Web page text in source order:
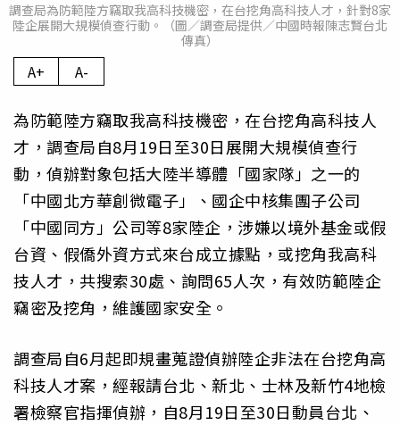
調查局為防範陸方竊取我高科技機密，在台挖角高科技人才，針對8家
陸企展開大規模偵查行動。（圖／調查局提供／中國時報陳志賢台北
傳真）
A+ A-
為防範陸方竊取我高科技機密，在台挖角高科技人
才，調查局自8月19日至30日展開大規模偵查行
動，偵辦對象包括大陸半導體「國家隊」之一的
「中國北方華創微電子」、國企中核集團子公司
「中國同方」公司等8家陸企，涉嫌以境外基金或假
台資、假僑外資方式來台成立據點，或挖角我高科
技人才，共搜索30處、詢問65人次，有效防範陸企
竊密及挖角，維護國家安全。
調查局自6月起即規畫蒐證偵辦陸企非法在台挖角高
科技人才案，經報請台北、新北、士林及新竹4地檢
署檢察官指揮偵辦，自8月19日至30日動員台北、